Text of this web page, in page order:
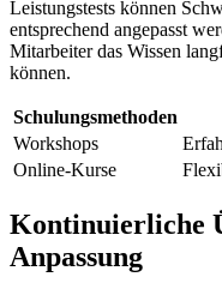
Leistungstests​ können
⁤entsprechend angepasst‍
Mitarbeiter das Wissen
können.
Schulungsmethoden
Workshops
Online-Kurse
Kontinuierliche
Anpassung